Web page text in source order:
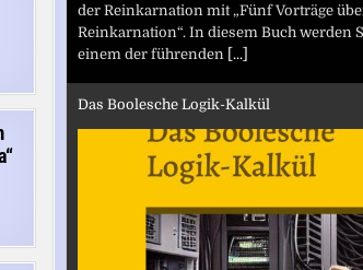
der Reinkarnation mit „Fünf Vorträge
Reinkarnation“. In diesem Buch werden
einem der führenden [...]
Das Boolesche Logik-Kalkül